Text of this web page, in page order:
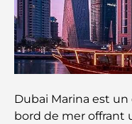
A Brief Guide to
26)
Guide des salles
meilleures
Les meilleurs
Dubai Marina est
bord de mer offrant